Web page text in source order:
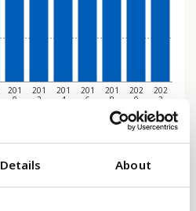
Details About
201
0
201
2
201
4
201
6
201
8
202
0
202
2